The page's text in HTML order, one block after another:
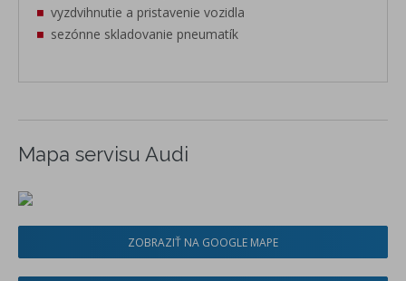
vyzdvihnutie a pristavenie vozidla
sezónne skladovanie pneumatík
Mapa servisu Audi
ZOBRAZIŤ NA GOOGLE MAPE